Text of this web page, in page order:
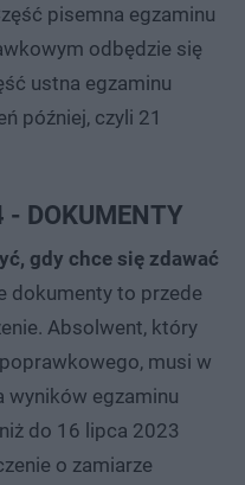
pisemna egzaminu
odbędzie się
ustna egzaminu
później, czyli 21
DOKUMENTY
gdy chce się zdawać
dokumenty to przede
Absolwent, który
musi w
wyników egzaminu
do 16 lipca 2023
o zamiarze